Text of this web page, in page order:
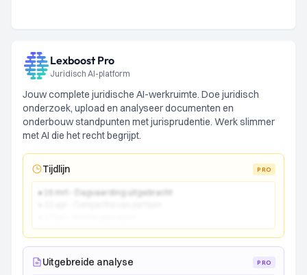
Lexboost Pro
Juridisch AI-platform
Jouw complete juridische AI-werkruimte. Doe juridisch
onderzoek, upload en analyseer documenten en
onderbouw standpunten met jurisprudentie. Werk slimmer
met AI die het recht begrijpt.
Tijdlijn PRO
● 15 mrt - Dagvaarding uitgebracht
Uitgebreide analyse PRO